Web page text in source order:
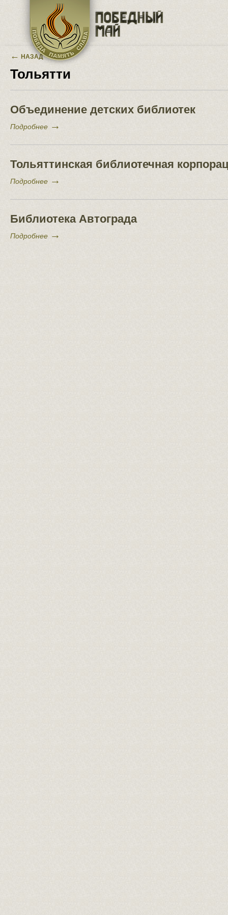
Перейти к основному содержанию
← НАЗАД
Тольятти
Объединение детских библиотек
Подробнее →
Тольяттинская библиотечная
Подробнее →
Библиотека Автограда
Подробнее →